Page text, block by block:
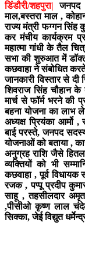
डिंडौरी/शहपुरा|
जनपद
माल,बस्तरा माल ,
राज्य मंत्री फग्गन
कर मंचीय कार्यक्रम
महात्मा गांधी के तैल
सभा की शुरुआत में
कछवाहा ने संबोधित
जानकारी विस्तार से
शिवराज सिंह चौहान के
मार्च से फॉर्म भरने की
बहना योजना का लाभ
अध्यक्ष प्रियंका आर्मो
बाई परस्ते, जनपद
योजनाओं को बताया ,
अनुग्रह राशि जैसे
व्यक्तियों को भी
कछवाहा , पूर्व विधायक
रजक , पप्पू प्रदीप
साहू , तहसीलदार
,पीसीओ कृष्ण लाल
सिक्का, जेई विद्युत